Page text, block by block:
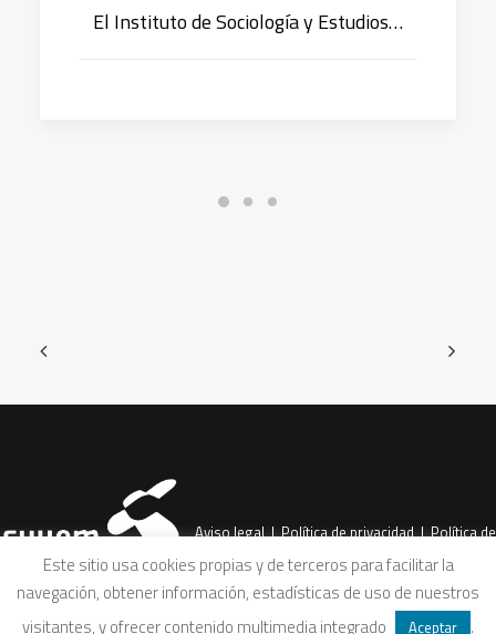
El Instituto de Sociología y Estudios…
Aviso legal|Política de privacidad|Política de
Este sitio usa cookies propias y de terceros para facilitar la
navegación, obtener información, estadísticas de uso de nuestros
visitantes, y ofrecer contenido multimedia integrado
Aceptar .